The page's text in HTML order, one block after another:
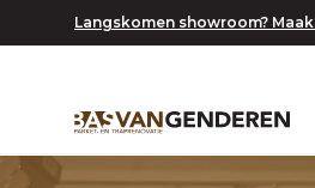
Langskomen showroom?